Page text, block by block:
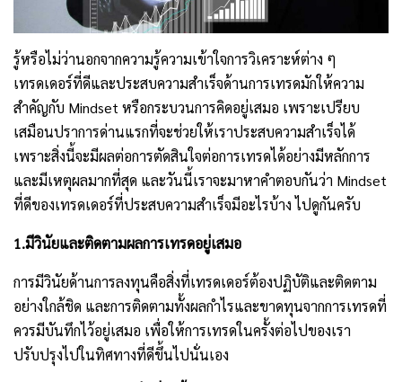
รู้หรือไม่ว่านอกจากความรู้ความเข้าใจการวิเคราะห์ต่าง ๆ
เทรดเดอร์ที่ดีและประสบความสำเร็จด้านการเทรดมักให้ความ
สำคัญกับ Mindset หรือกระบวนการคิดอยู่เสมอ เพราะเปรียบ
เสมือนปราการด่านแรกที่จะช่วยให้เราประสบความสำเร็จได้
เพราะสิ่งนี้จะมีผลต่อการตัดสินใจต่อการเทรดได้อย่างมีหลักการ
และมีเหตุผลมากที่สุด และวันนี้เราจะมาหาคำตอบกันว่า Mindset
ที่ดีของเทรดเดอร์ที่ประสบความสำเร็จมีอะไรบ้าง ไปดูกันครับ
1.มีวินัยและติดตามผลการเทรดอยู่เสมอ
การมีวินัยด้านการลงทุนคือสิ่งที่เทรดเดอร์ต้องปฏิบัติและติดตาม
อย่างใกล้ชิด และการติดตามทั้งผลกำไรและขาดทุนจากการเทรดที่
ควรมีบันทึกไว้อยู่เสมอ เพื่อให้การเทรดในครั้งต่อไปของเรา
ปรับปรุงไปในทิศทางที่ดีขึ้นไปนั่นเอง